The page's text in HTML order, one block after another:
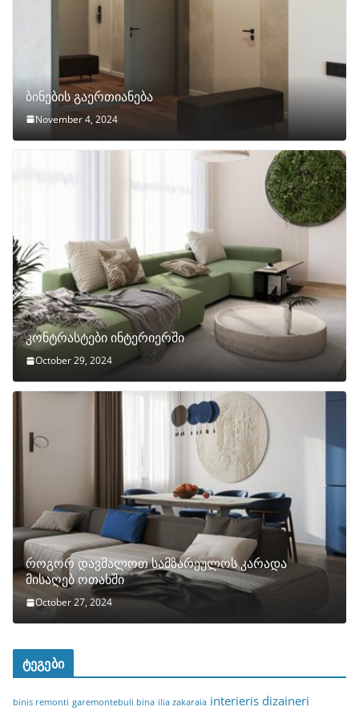
ბინების გაერთიანება
November 4, 2024
კონტრასტები ინტერიერში
October 29, 2024
როგორ დავმალოთ სამზარეულოს კარადა
მისაღებ ოთახში
October 27, 2024
ტეგები
binis remonti garemontebuli bina ilia zakaraia interieris dizaineri